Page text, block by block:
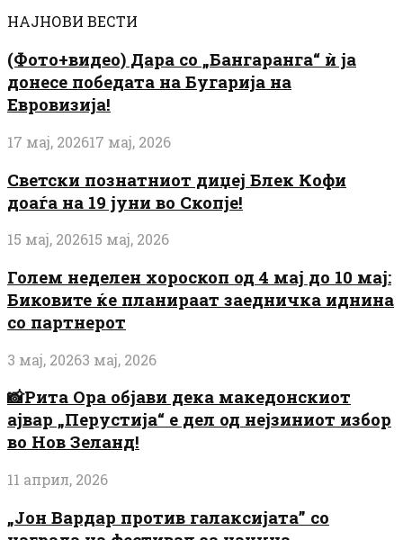
НАЈНОВИ ВЕСТИ
(Фото+видео) Дара со „Бангаранга“ ѝ ја
донесе победата на Бугарија на
Евровизија!
17 мај, 202617 мај, 2026
Светски познатниот диџеј Блек Кофи
доаѓа на 19 јуни во Скопје!
15 мај, 202615 мај, 2026
Голем неделен хороскоп од 4 мај до 10 мај:
Биковите ќе планираат заедничка иднина
со партнерот
3 мај, 20263 мај, 2026
📸Рита Ора објави дека македонскиот
ајвар „Перустија“ е дел од нејзиниот избор
во Нов Зеланд!
11 април, 2026
„Јон Вардар против галаксијата” со